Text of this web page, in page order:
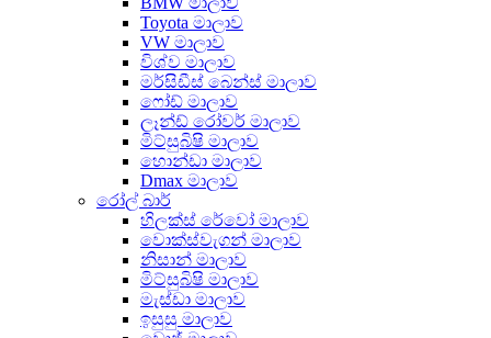
Toyota මාලාව
VW මාලාව
විශ්ව මාලාව
මර්සිඩීස් බෙන්ස් මාලාව
ෆෝඩ් මාලාව
ලෑන්ඩ් රෝවර් මාලාව
මිට්සුබිෂි මාලාව
හොන්ඩා මාලාව
Dmax මාලාව
රෝල් බාර්
හිලක්ස් රේවෝ මාලාව
වොක්ස්වැගන් මාලාව
නිසාන් මාලාව
මිට්සුබිෂි මාලාව
මැස්ඩා මාලාව
ඉසුසු මාලාව